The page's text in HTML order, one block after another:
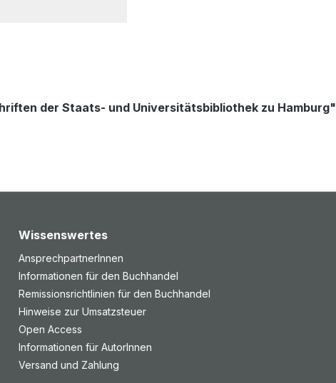
der Staats- und Universitätsbibliothek zu Hamburg"
Wissenswertes
AnsprechpartnerInnen
Informationen für den Buchhandel
Remissionsrichtlinien für den Buchhandel
Hinweise zur Umsatzsteuer
Open Access
Informationen für AutorInnen
Versand und Zahlung